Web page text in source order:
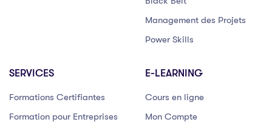
Management des Projets
Power Skills
SERVICES
Formations Certifiantes
Formation pour Entreprises
E-LEARNING
Cours en ligne
Mon Compte